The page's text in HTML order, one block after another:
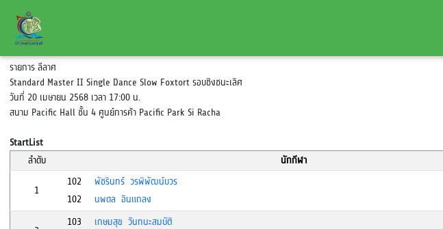
รายการ ลีลาศ
Standard Master II Single Dance Slow Foxtort รอบชิงชนะเลิศ
วันที่ 20 เมษายน 2568 เวลา 17:00 น.
สนาม Pacific Hall ชั้น 4 ศูนย์การค้า Pacific Park Si Racha
StartList
ลำดับ
นักกีฬา
1
102
พัชรินทร์ วรพิพัฒน์บวร
102
นพดล อินแถลง
103
เกษมสุข วันทนะสมบัติ